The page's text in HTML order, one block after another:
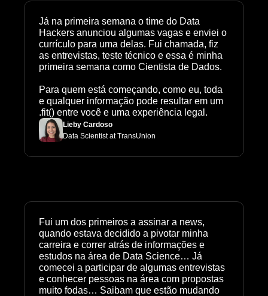
Já na primeira semana o time do Data
Hackers anunciou algumas vagas e enviei o
currículo para uma delas. Fui chamada, fiz
as entrevistas, teste técnico e essa é minha
primeira semana como Cientista de Dados.
Para quem está começando, como eu, toda
e qualquer informação pode resultar em um
.fit() entre você e uma experiência legal.
Lieby Cardoso
Data Scientist at TransUnion
Fui um dos primeiros a assinar a news,
quando estava decidido a pivotar minha
carreira e correr atrás de informações e
estudos na área de Data Science… Já
comecei a participar de algumas entrevistas
e conhecer pessoas na área com propostas
muito fodas… Saibam que estão mudando